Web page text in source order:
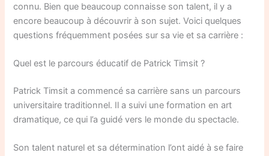
connu. Bien que beaucoup connaisse son talent, il y a
encore beaucoup à découvrir à son sujet. Voici quelques
questions fréquemment posées sur sa vie et sa carrière :
Quel est le parcours éducatif de Patrick Timsit ?
Patrick Timsit a commencé sa carrière sans un parcours
universitaire traditionnel. Il a suivi une formation en art
dramatique, ce qui l’a guidé vers le monde du spectacle.
Son talent naturel et sa détermination l’ont aidé à se faire